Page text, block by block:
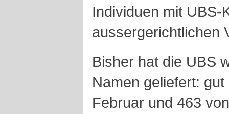
Individuen mit UBS-
aussergerichtlichen
Bisher hat die UBS
Namen geliefert:
Februar und 463